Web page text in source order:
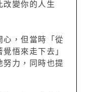
改變你的人生
心，但當時「從
悟來走下去」
努力，同時也提